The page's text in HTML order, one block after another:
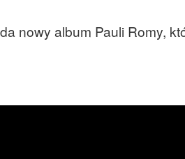
nowy album Pauli Romy,